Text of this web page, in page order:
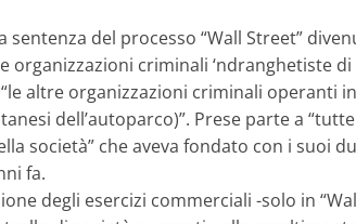
del processo “Wall Street”
organizzazioni criminali ‘ndranghetiste
altre organizzazioni criminali operanti
dell’autoparco)”. Prese parte a
società” che aveva fondato con i suoi
fa.
degli esercizi commerciali -solo in